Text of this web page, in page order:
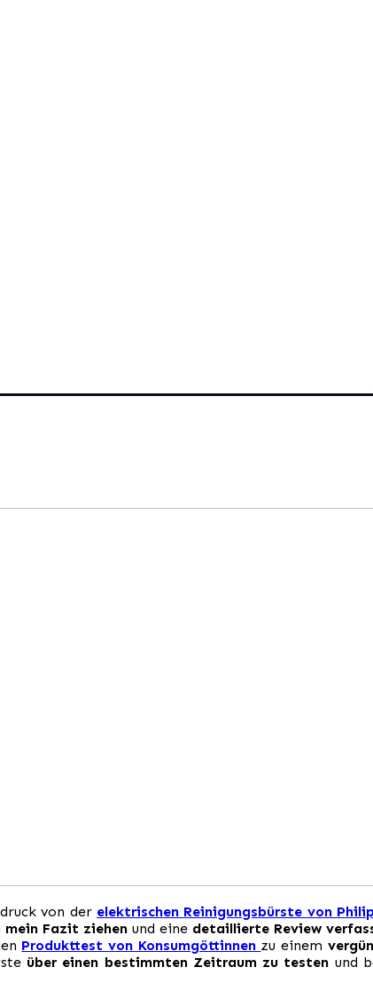
von der elektrischen Reinigungsbürste von
mein Fazit ziehen und eine detaillierte Review
Produkttest von Konsumgöttinnen zu einem
über einen bestimmten Zeitraum zu testen und